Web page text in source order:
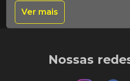
Ver mais
Nossas